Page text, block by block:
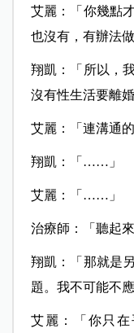
艾麗：「你幾點
也沒有，有辦法
翔凱：「所以，
沒有性生活要離
艾麗：「連溝通
翔凱：「……」
艾麗：「……」
治療師：「聽起
翔凱：「那就是
題。我不可能不
艾麗：「你只